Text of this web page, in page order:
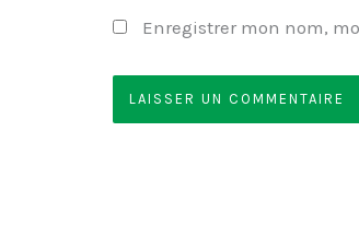
Enregistrer mon nom,